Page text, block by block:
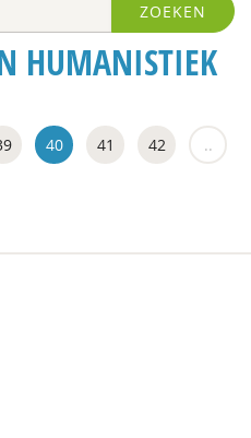
ZOEKEN
HUMANISTIEK
40 41 42
..